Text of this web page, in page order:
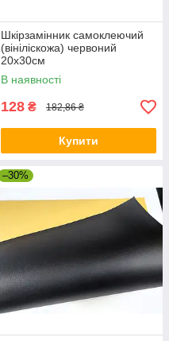
Шкірзамінник самоклеючий
(вініліскожа) червоний
20х30см
В наявності
128 ₴ 182,86 ₴
Купити
–30%